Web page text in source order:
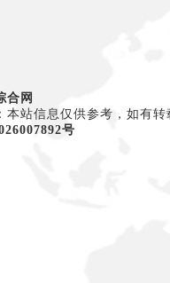
合网
本站信息仅供参考，如有
号